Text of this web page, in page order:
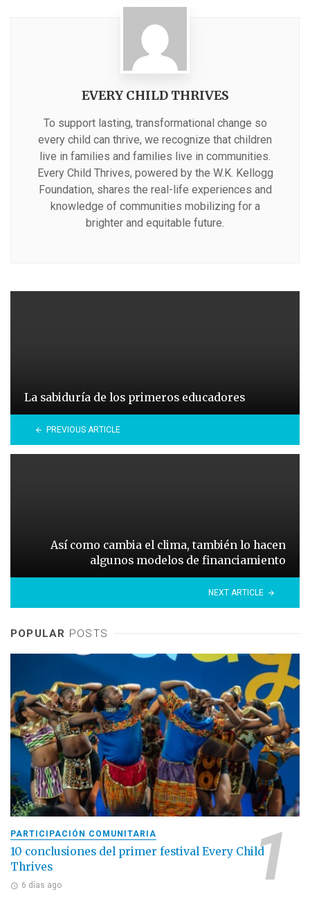
EVERY CHILD THRIVES
To support lasting, transformational change so
every child can thrive, we recognize that children
live in families and families live in communities.
Every Child Thrives, powered by the W.K. Kellogg
Foundation, shares the real-life experiences and
knowledge of communities mobilizing for a
brighter and equitable future.
La sabiduría de los primeros educadores
PREVIOUS ARTICLE
Así como cambia el clima, también lo hacen
algunos modelos de financiamiento
NEXT ARTICLE
POPULAR POSTS
PARTICIPACIÓN COMUNITARIA
10 conclusiones del primer festival Every Child
Thrives
6 días ago